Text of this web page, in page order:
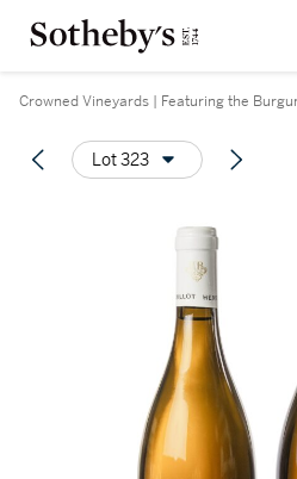
Crowned Vineyards | Featuring the
Lot 323